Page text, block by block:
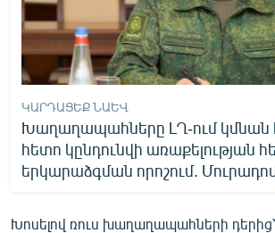
ԿԱՐԴԱՑԵՔ ՆԱԵՎ
Խաղաղապահները ԼՂ-ում կմնան
հետո կընդունվի առաքելության
երկարաձգման որոշում.
Խոսելով ռուս խաղաղապահների